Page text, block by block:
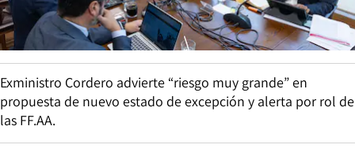
Exministro Cordero advierte “riesgo muy grande” en
propuesta de nuevo estado de excepción y alerta por rol de
las FF.AA.